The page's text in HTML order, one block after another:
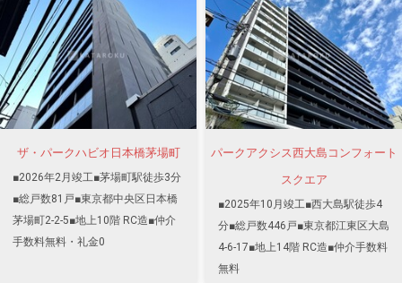
ザ・パークハビオ日本橋茅場町
■2026年2月竣工■茅場町駅徒歩3分
■総戸数81戸■東京都中央区日本橋
茅場町2-2-5■地上10階 RC造■仲介
手数料無料・礼金0
パークアクシス西大島コンフォート
スクエア
■2025年10月竣工■西大島駅徒歩4
分■総戸数446戸■東京都江東区大島
4-6-17■地上14階 RC造■仲介手数料
無料